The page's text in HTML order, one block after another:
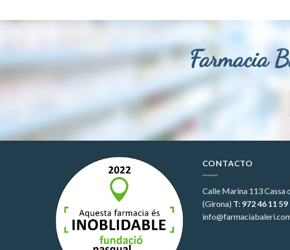
Farmacia
CONTACTO
Calle Marina 113Cassa
(Girona) T: 972 46 11 59